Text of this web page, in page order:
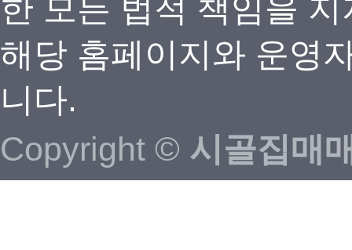
한 모든 법적 책임을
해당 홈페이지와 운영
니다.
Copyright © 시골집매